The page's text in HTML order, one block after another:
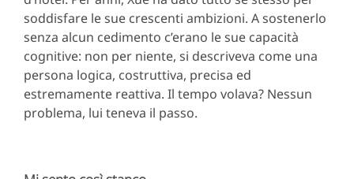
soddisfare le sue crescenti ambizioni. A sostenerlo
senza alcun cedimento c’erano le sue capacità
cognitive: non per niente, si descriveva come una
persona logica, costruttiva, precisa ed
estremamente reattiva. Il tempo volava? Nessun
problema, lui teneva il passo.